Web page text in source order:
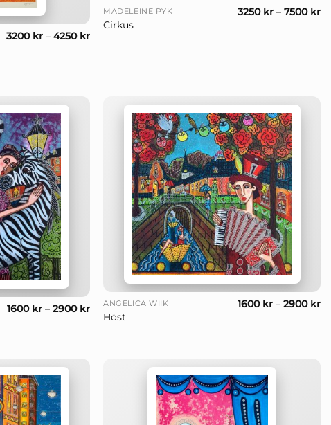
3200 kr– 4250 kr
MADELEINE PYK
Cirkus
3250 kr –7500 kr
1600 kr– 2900 kr
+
ANGELICA WIIK
Höst
1600 kr –2900 kr